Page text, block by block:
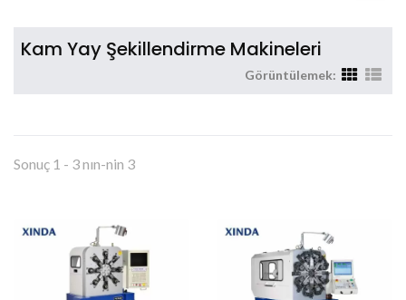
Kam Yay Şekillendirme Makineleri
Görüntülemek:
Sonuç 1 - 3 nın-nin 3